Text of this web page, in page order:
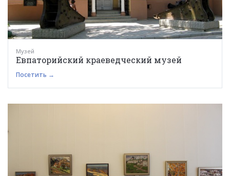
Музей
Евпаторийский краеведческий музей
Посетить →